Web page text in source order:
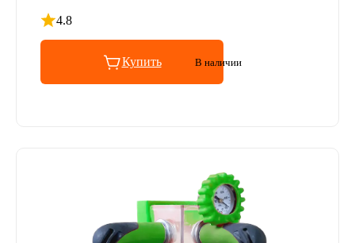
4.8
Рейтинг 4.8 из 5
Купить В наличии